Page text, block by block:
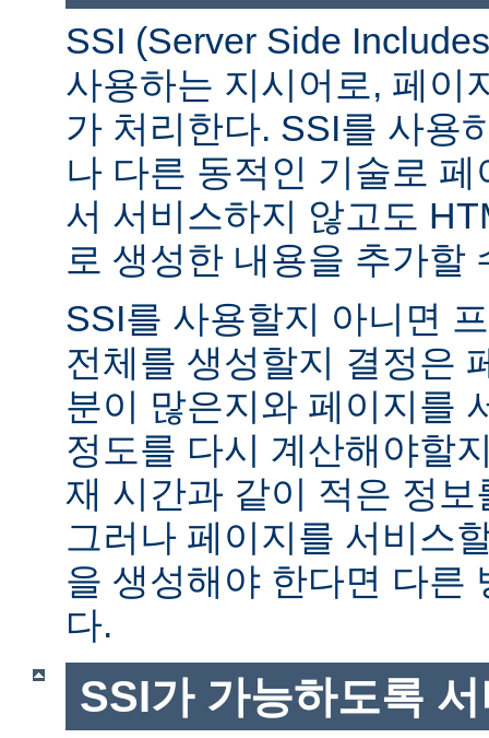
SSI (Server Side
사용하는 지시어로, 페이
가 처리한다. SSI를 사용
나 다른 동적인 기술로
서 서비스하지 않고도
로 생성한 내용을 추가할
SSI를 사용할지 아니면
전체를 생성할지 결정은
분이 많은지와 페이지를
정도를 다시 계산해야할
재 시간과 같이 적은 정
그러나 페이지를 서비스
을 생성해야 한다면 다른
다.
SSI가 가능하도록